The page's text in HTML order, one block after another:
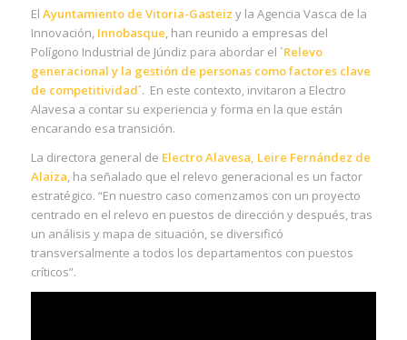
El Ayuntamiento de Vitoria-Gasteiz y la Agencia Vasca de la
Innovación, Innobasque, han reunido a empresas del
Polígono Industrial de Júndiz para abordar el `Relevo
generacional y la gestión de personas como factores clave
de competitividad´. En este contexto, invitaron a Electro
Alavesa a contar su experiencia y forma en la que están
encarando esa transición.
La directora general de Electro Alavesa, Leire Fernández de
Alaiza, ha señalado que el relevo generacional es un factor
estratégico. “En nuestro caso comenzamos con un proyecto
centrado en el relevo en puestos de dirección y después, tras
un análisis y mapa de situación, se diversificó
transversalmente a todos los departamentos con puestos
críticos”.